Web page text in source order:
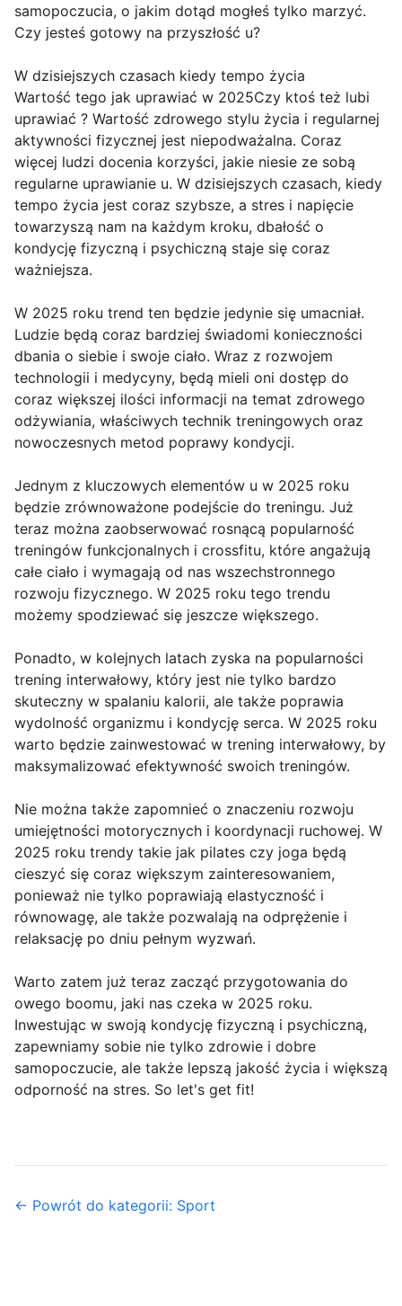
samopoczucia, o jakim dotąd mogłeś tylko marzyć.
Czy jesteś gotowy na przyszłość u?
W dzisiejszych czasach kiedy tempo życia
Wartość tego jak uprawiać w 2025Czy ktoś też lubi
uprawiać ? Wartość zdrowego stylu życia i regularnej
aktywności fizycznej jest niepodważalna. Coraz
więcej ludzi docenia korzyści, jakie niesie ze sobą
regularne uprawianie u. W dzisiejszych czasach, kiedy
tempo życia jest coraz szybsze, a stres i napięcie
towarzyszą nam na każdym kroku, dbałość o
kondycję fizyczną i psychiczną staje się coraz
ważniejsza.
W 2025 roku trend ten będzie jedynie się umacniał.
Ludzie będą coraz bardziej świadomi konieczności
dbania o siebie i swoje ciało. Wraz z rozwojem
technologii i medycyny, będą mieli oni dostęp do
coraz większej ilości informacji na temat zdrowego
odżywiania, właściwych technik treningowych oraz
nowoczesnych metod poprawy kondycji.
Jednym z kluczowych elementów u w 2025 roku
będzie zrównoważone podejście do treningu. Już
teraz można zaobserwować rosnącą popularność
treningów funkcjonalnych i crossfitu, które angażują
całe ciało i wymagają od nas wszechstronnego
rozwoju fizycznego. W 2025 roku tego trendu
możemy spodziewać się jeszcze większego.
Ponadto, w kolejnych latach zyska na popularności
trening interwałowy, który jest nie tylko bardzo
skuteczny w spalaniu kalorii, ale także poprawia
wydolność organizmu i kondycję serca. W 2025 roku
warto będzie zainwestować w trening interwałowy, by
maksymalizować efektywność swoich treningów.
Nie można także zapomnieć o znaczeniu rozwoju
umiejętności motorycznych i koordynacji ruchowej. W
2025 roku trendy takie jak pilates czy joga będą
cieszyć się coraz większym zainteresowaniem,
ponieważ nie tylko poprawiają elastyczność i
równowagę, ale także pozwalają na odprężenie i
relaksację po dniu pełnym wyzwań.
Warto zatem już teraz zacząć przygotowania do
owego boomu, jaki nas czeka w 2025 roku.
Inwestując w swoją kondycję fizyczną i psychiczną,
zapewniamy sobie nie tylko zdrowie i dobre
samopoczucie, ale także lepszą jakość życia i większą
odporność na stres. So let's get fit!
← Powrót do kategorii: Sport